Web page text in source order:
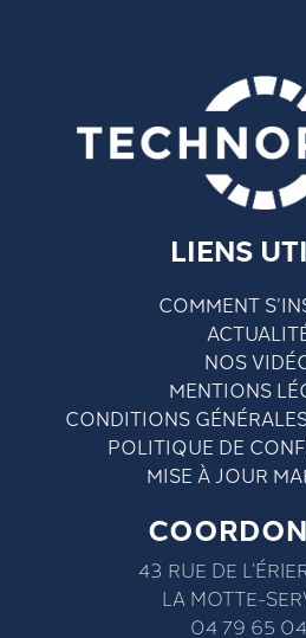
LIENS
COMMENT
NOS
MENTIONS
CONDITIONS
POLITIQUE DE
MISE À JOUR
43 RUE DE
LA MOTTE-
04 79 65